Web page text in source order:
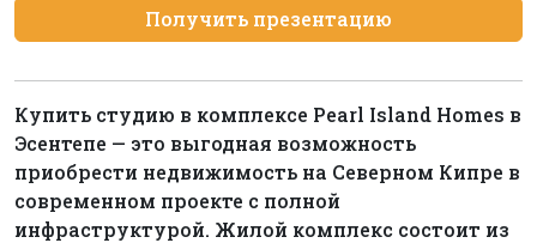
Получить презентацию
Купить студию в комплексе Pearl Island Homes в
Эсентепе — это выгодная возможность
приобрести недвижимость на Северном Кипре в
современном проекте с полной
инфраструктурой. Жилой комплекс состоит из